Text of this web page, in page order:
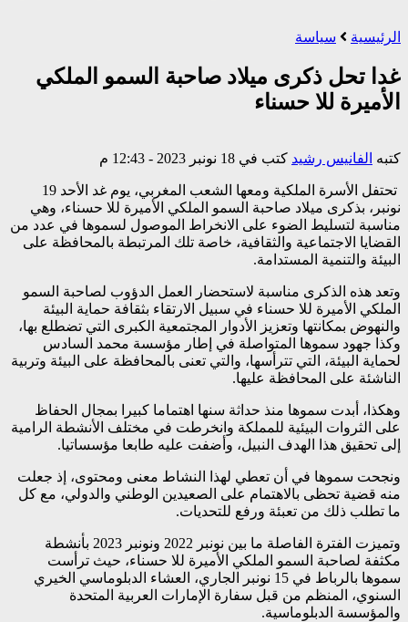
الرئيسية سياسة
غدا تحل ذكرى ميلاد صاحبة السمو الملكي
الأميرة للا حسناء
كتبه الفانيس رشيد كتب في 18 نونبر 2023 - 12:43 م
تحتفل الأسرة الملكية ومعها الشعب المغربي، يوم غد الأحد 19
نونبر، بذكرى ميلاد صاحبة السمو الملكي الأميرة للا حسناء، وهي
مناسبة لتسليط الضوء على الانخراط الموصول لسموها في عدد من
القضايا الاجتماعية والثقافية، خاصة تلك المرتبطة بالمحافظة على
البيئة والتنمية المستدامة.
وتعد هذه الذكرى مناسبة لاستحضار العمل الدؤوب لصاحبة السمو
الملكي الأميرة للا حسناء في سبيل الارتقاء بثقافة حماية البيئة
والنهوض بمكانتها وتعزيز الأدوار المجتمعية الكبرى التي تضطلع بها،
وكذا جهود سموها المتواصلة في إطار مؤسسة محمد السادس
لحماية البيئة، التي تترأسها، والتي تعنى بالمحافظة على البيئة وتربية
الناشئة على المحافظة عليها.
وهكذا، أبدت سموها منذ حداثة سنها اهتماما كبيرا بمجال الحفاظ
على الثروات البيئية للمملكة وانخرطت في مختلف الأنشطة الرامية
إلى تحقيق هذا الهدف النبيل، وأضفت عليه طابعا مؤسساتيا.
ونجحت سموها في أن تعطي لهذا النشاط معنى ومحتوى، إذ جعلت
منه قضية تحظى بالاهتمام على الصعيدين الوطني والدولي، مع كل
ما تطلب ذلك من تعبئة ورفع للتحديات.
وتميزت الفترة الفاصلة ما بين نونبر 2022 ونونبر 2023 بأنشطة
مكثفة لصاحبة السمو الملكي الأميرة للا حسناء، حيث ترأست
سموها بالرباط في 15 نونبر الجاري، العشاء الدبلوماسي الخيري
السنوي، المنظم من قبل سفارة الإمارات العربية المتحدة
والمؤسسة الدبلوماسية.